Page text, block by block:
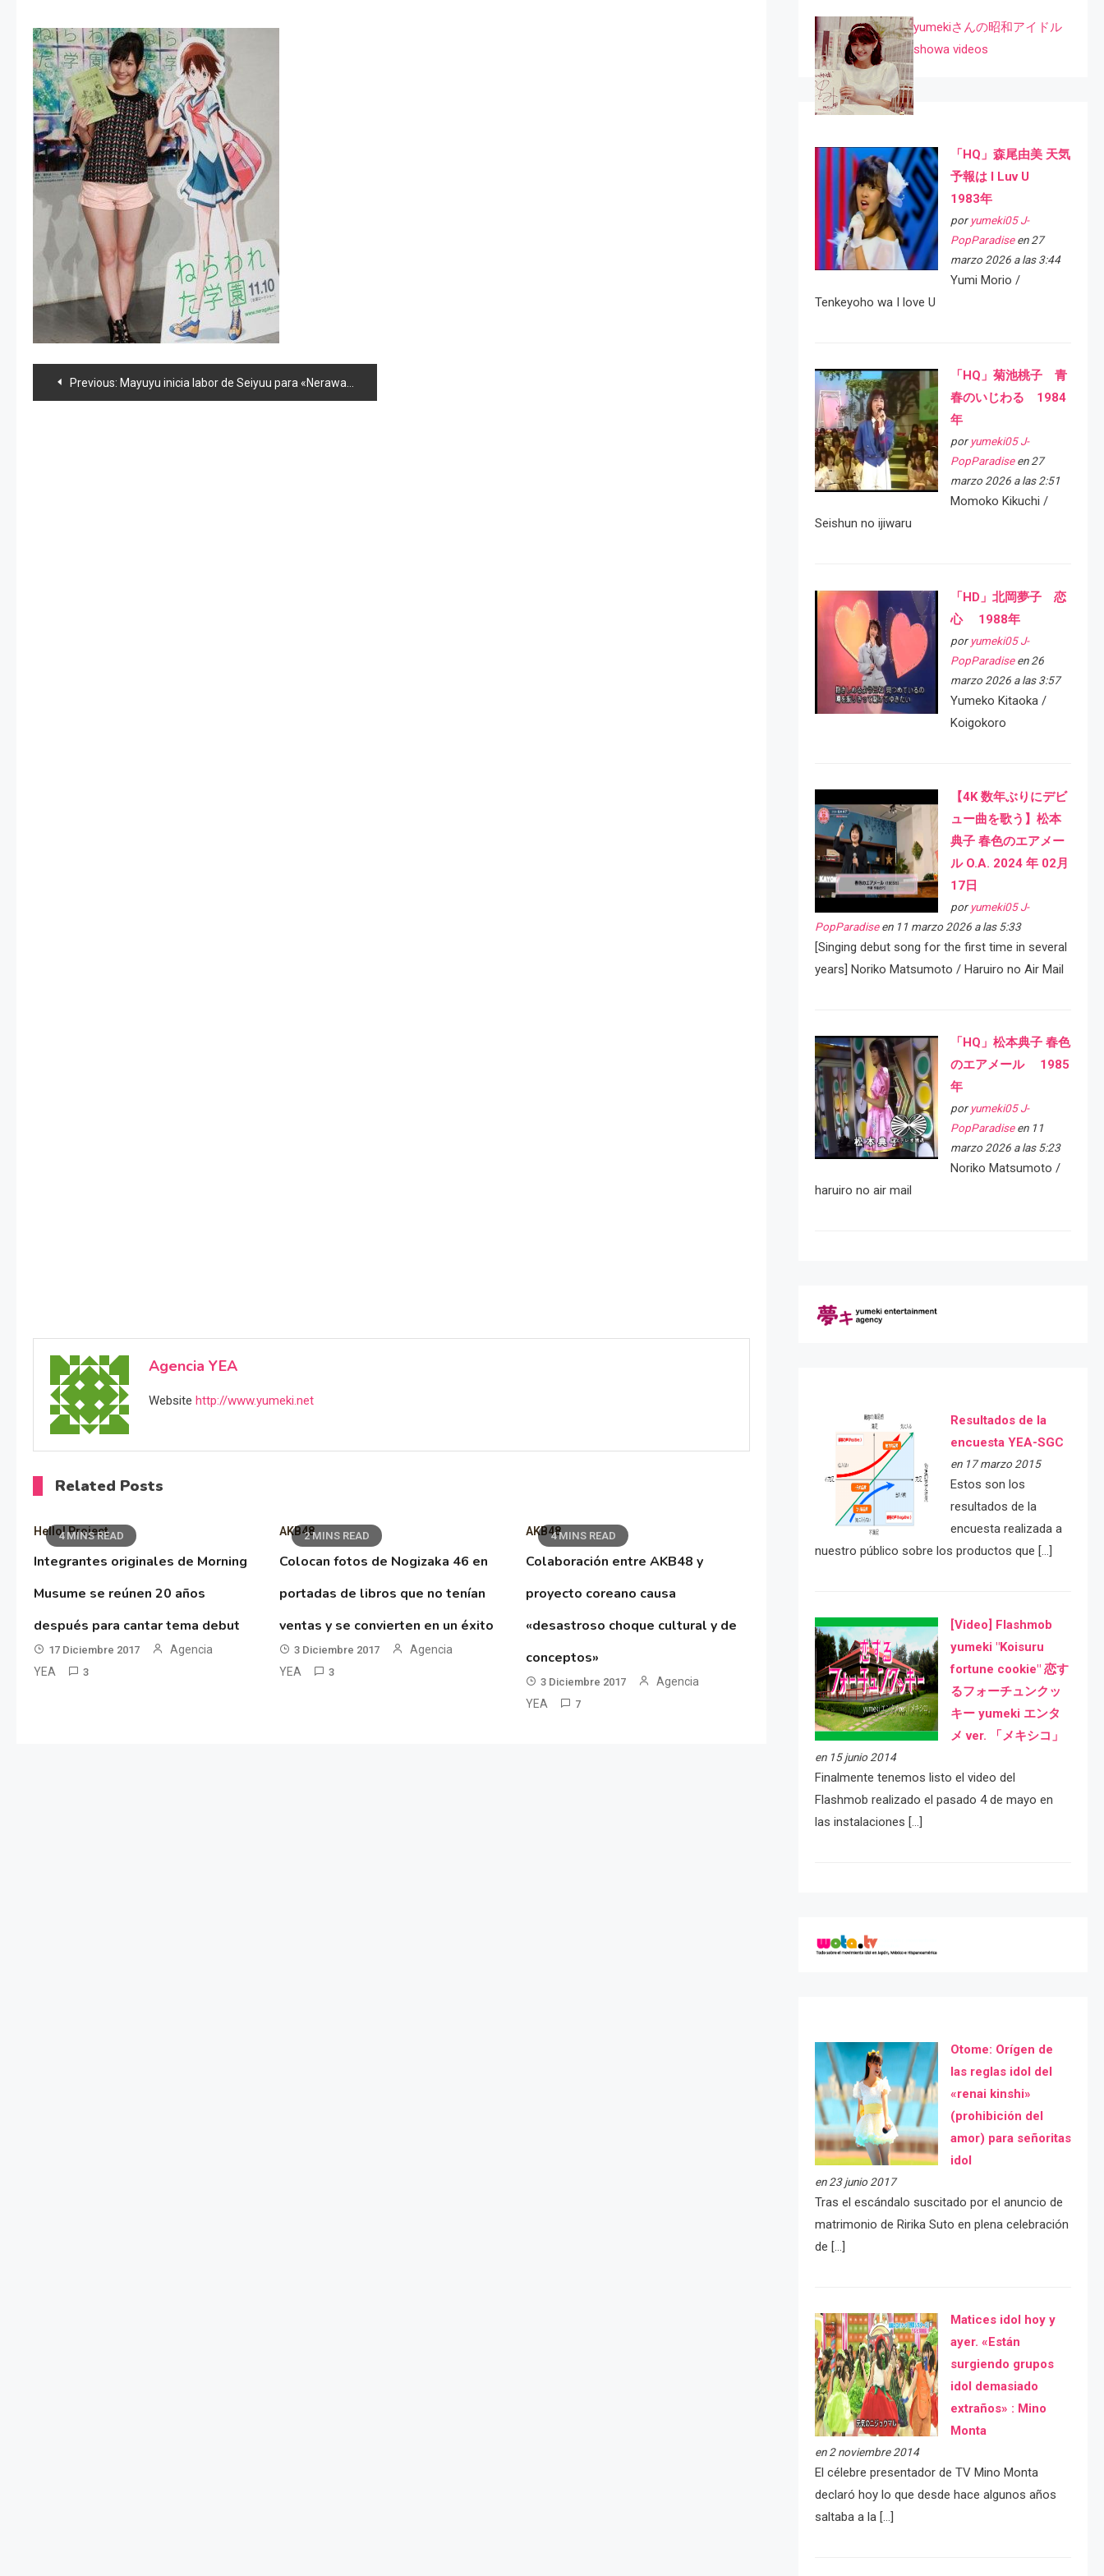
Navegación
Previous: Mayuyu inicia labor de Seiyuu para «Nerawareta Gakuen»
Agencia YEA
Website http://www.yumeki.net
Related Posts
4 MINS READ
Hello! Project
Integrantes originales de Morning
Musume se reúnen 20 años
después para cantar tema debut
17 Diciembre 2017
Agencia
YEA
3
2 MINS READ
AKB48
Colocan fotos de Nogizaka 46 en
portadas de libros que no tenían
ventas y se convierten en un éxito
3 Diciembre 2017
Agencia
YEA
3
4 MINS READ
AKB48
Colaboración entre AKB48 y
proyecto coreano causa
«desastroso choque cultural y de
conceptos»
3 Diciembre 2017
Agencia
YEA
7
yumekiさんの昭和アイドル
showa videos
「HQ」森尾由美 天気
予報は I Luv U
1983年
por yumeki05 J-
PopParadiseen 27
marzo 2026 a las 3:44
Yumi Morio /
Tenkeyoho wa I love U
「HQ」菊池桃子 青
春のいじわる 1984
年
por yumeki05 J-
PopParadiseen 27
marzo 2026 a las 2:51
Momoko Kikuchi /
Seishun no ijiwaru
「HD」北岡夢子 恋
心 1988年
por yumeki05 J-
PopParadiseen 26
marzo 2026 a las 3:57
Yumeko Kitaoka /
Koigokoro
【4K 数年ぶりにデビ
ュー曲を歌う】松本
典子 春色のエアメー
ル O.A. 2024 年 02月
17日
por yumeki05 J-
PopParadiseen 11 marzo 2026 a las 5:33
[Singing debut song for the first time in several
years] Noriko Matsumoto / Haruiro no Air Mail
「HQ」松本典子 春色
のエアメール 1985
年
por yumeki05 J-
PopParadiseen 11
marzo 2026 a las 5:23
Noriko Matsumoto /
haruiro no air mail
Resultados de la
encuesta YEA-SGC
en 17 marzo 2015
Estos son los
resultados de la
encuesta realizada a
nuestro público sobre los productos que […]
[Video] Flashmob
yumeki "Koisuru
fortune cookie" 恋す
るフォーチュンクッ
キー yumeki エンタ
メ ver. 「メキシコ」
en 15 junio 2014
Finalmente tenemos listo el video del
Flashmob realizado el pasado 4 de mayo en
las instalaciones […]
Otome: Orígen de
las reglas idol del
«renai kinshi»
(prohibición del
amor) para señoritas
idol
en 23 junio 2017
Tras el escándalo suscitado por el anuncio de
matrimonio de Ririka Suto en plena celebración
de […]
Matices idol hoy y
ayer. «Están
surgiendo grupos
idol demasiado
extraños» : Mino
Monta
en 2 noviembre 2014
El célebre presentador de TV Mino Monta
declaró hoy lo que desde hace algunos años
saltaba a la […]